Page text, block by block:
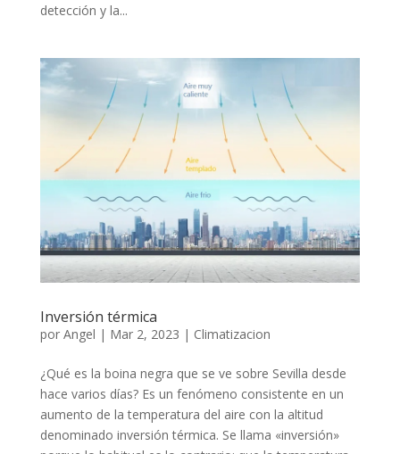
detección y la...
Inversión térmica
por Angel | Mar 2, 2023 | Climatizacion
¿Qué es la boina negra que se ve sobre Sevilla desde
hace varios días? Es un fenómeno consistente en un
aumento de la temperatura del aire con la altitud
denominado inversión térmica. Se llama «inversión»